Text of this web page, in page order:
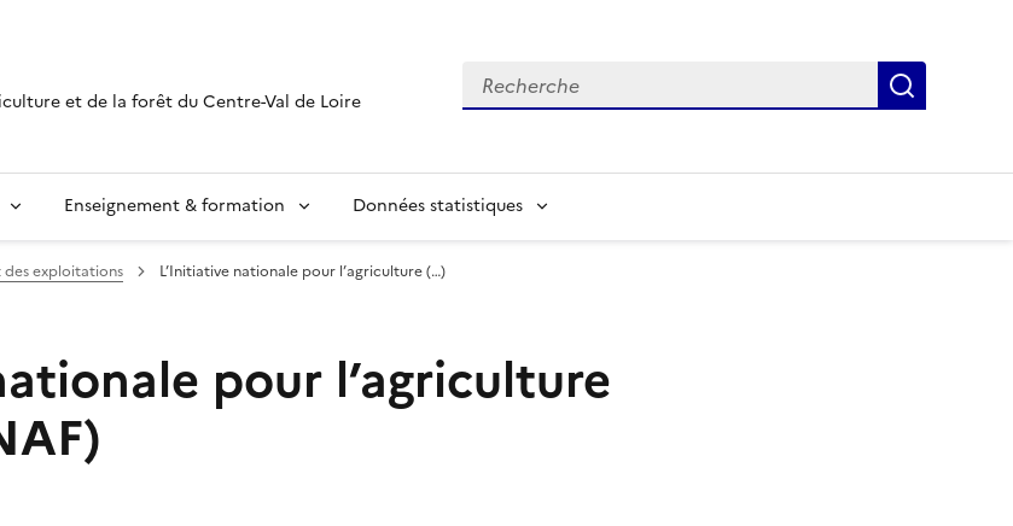
et de la forêt du Centre-Val de Loire
Recherche
Enseignement & formation Données statistiques
exploitations L’Initiative nationale pour l’agriculture (…)
pour l’agriculture